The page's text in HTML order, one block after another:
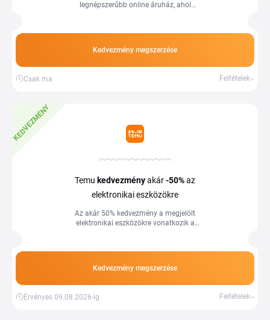
legnépszerűbb online áruház, ahol
nemcsak a ...
Kedvezmény megszerzése
Csak ma Feltételek
KEDVEZMÉNY
Temu kedvezményakár-50%az
elektronikai eszközökre
Az akár 50% kedvezmény a megjelölt
elektronikai eszközökre vonatkozik a
oldalára.
Kedvezmény megszerzése
Érvényes 09.08.2026-ig Feltételek